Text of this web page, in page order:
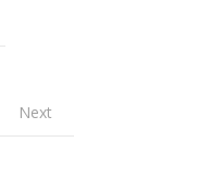
Next